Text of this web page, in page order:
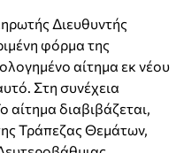
Διευθυντής
φόρμα της
αίτημα εκ νέου
Στη συνέχεια
αίτημα διαβιβάζεται,
Τράπεζας Θεμάτων,